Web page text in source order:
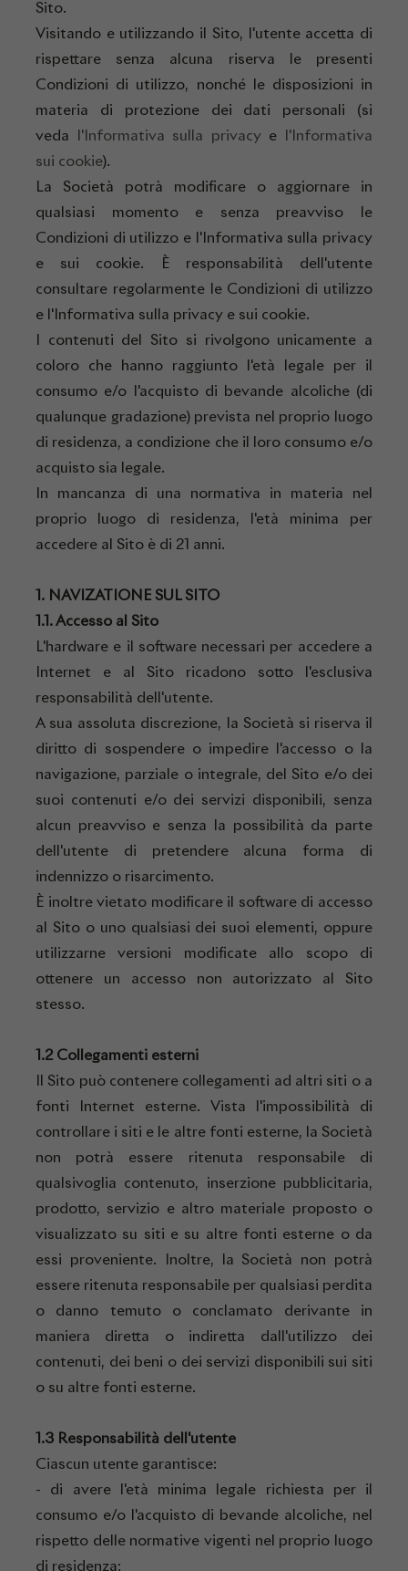
Sito.
Visitando e utilizzando il Sito, l'utente accetta di
rispettare senza alcuna riserva le presenti
Condizioni di utilizzo, nonché le disposizioni in
materia di protezione dei dati personali (si
veda l'Informativa sulla privacye l'Informativa
sui cookie).
La Società potrà modificare o aggiornare in
qualsiasi momento e senza preavviso le
Condizioni di utilizzo e l'Informativa sulla privacy
e sui cookie. È responsabilità dell'utente
consultare regolarmente le Condizioni di utilizzo
e l'Informativa sulla privacy e sui cookie.
I contenuti del Sito si rivolgono unicamente a
coloro che hanno raggiunto l'età legale per il
consumo e/o l'acquisto di bevande alcoliche (di
qualunque gradazione) prevista nel proprio luogo
di residenza, a condizione che il loro consumo e/o
acquisto sia legale.
In mancanza di una normativa in materia nel
proprio luogo di residenza, l'età minima per
accedere al Sito è di 21 anni.
1. NAVIZATIONE SUL SITO
1.1. Accesso al Sito
L'hardware e il software necessari per accedere a
Internet e al Sito ricadono sotto l'esclusiva
responsabilità dell'utente.
A sua assoluta discrezione, la Società si riserva il
diritto di sospendere o impedire l'accesso o la
navigazione, parziale o integrale, del Sito e/o dei
suoi contenuti e/o dei servizi disponibili, senza
alcun preavviso e senza la possibilità da parte
dell'utente di pretendere alcuna forma di
indennizzo o risarcimento.
È inoltre vietato modificare il software di accesso
al Sito o uno qualsiasi dei suoi elementi, oppure
utilizzarne versioni modificate allo scopo di
ottenere un accesso non autorizzato al Sito
stesso.
1.2 Collegamenti esterni
Il Sito può contenere collegamenti ad altri siti o a
fonti Internet esterne. Vista l'impossibilità di
controllare i siti e le altre fonti esterne, la Società
non potrà essere ritenuta responsabile di
qualsivoglia contenuto, inserzione pubblicitaria,
prodotto, servizio e altro materiale proposto o
visualizzato su siti e su altre fonti esterne o da
essi proveniente. Inoltre, la Società non potrà
essere ritenuta responsabile per qualsiasi perdita
o danno temuto o conclamato derivante in
maniera diretta o indiretta dall'utilizzo dei
contenuti, dei beni o dei servizi disponibili sui siti
o su altre fonti esterne.
1.3 Responsabilità dell'utente
Ciascun utente garantisce:
- di avere l'età minima legale richiesta per il
consumo e/o l'acquisto di bevande alcoliche, nel
rispetto delle normative vigenti nel proprio luogo
di residenza;